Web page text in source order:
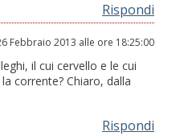
Rispondi
Febbraio 2013 alle ore 18:25:00
il cui cervello e le cui
corrente? Chiaro, dalla
Rispondi